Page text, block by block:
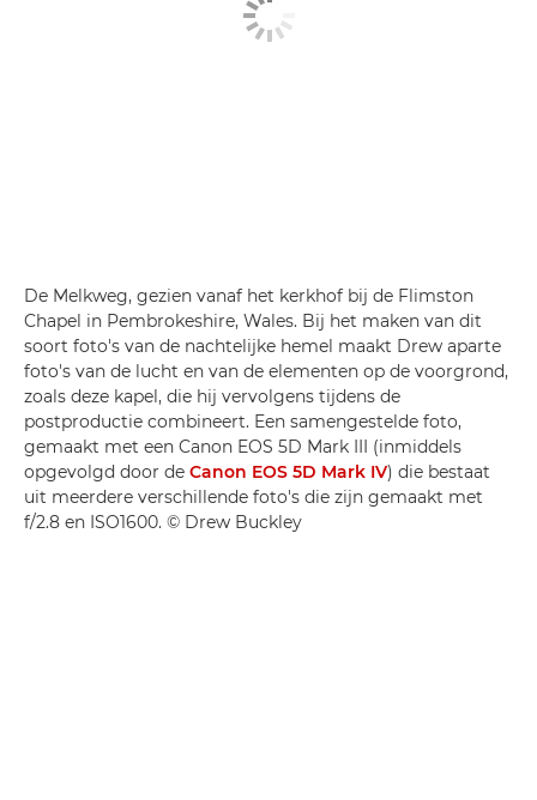
De Melkweg, gezien vanaf het kerkhof bij de Flimston
Chapel in Pembrokeshire, Wales. Bij het maken van dit
soort foto's van de nachtelijke hemel maakt Drew aparte
foto's van de lucht en van de elementen op de voorgrond,
zoals deze kapel, die hij vervolgens tijdens de
postproductie combineert. Een samengestelde foto,
gemaakt met een Canon EOS 5D Mark III (inmiddels
opgevolgd door de Canon EOS 5D Mark IV) die bestaat
uit meerdere verschillende foto's die zijn gemaakt met
f/2.8 en ISO1600. © Drew Buckley